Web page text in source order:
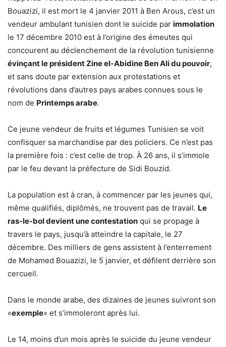
Bouazizi, il est mort le 4 janvier 2011 à Ben Arous, c’est un
vendeur ambulant tunisien dont le suicide par immolation
le 17 décembre 2010 est à l’origine des émeutes qui
concourent au déclenchement de la révolution tunisienne
évinçant le président Zine el-Abidine Ben Ali du pouvoir,
et sans doute par extension aux protestations et
révolutions dans d’autres pays arabes connues sous le
nom de Printemps arabe.
Ce jeune vendeur de fruits et légumes Tunisien se voit
confisquer sa marchandise par des policiers. Ce n’est pas
la première fois : c’est celle de trop. À 26 ans, il s’immole
par le feu devant la préfecture de Sidi Bouzid.
La population est à cran, à commencer par les jeunes qui,
même qualifiés, diplômés, ne trouvent pas de travail. Le
ras-le-bol devient une contestation qui se propage à
travers le pays, jusqu’à atteindre la capitale, le 27
décembre. Des milliers de gens assistent à l’enterrement
de Mohamed Bouazizi, le 5 janvier, et défilent derrière son
cercueil.
Dans le monde arabe, des dizaines de jeunes suivront son
«exemple» et s’immoleront après lui.
Le 14, moins d’un mois après le suicide du jeune vendeur